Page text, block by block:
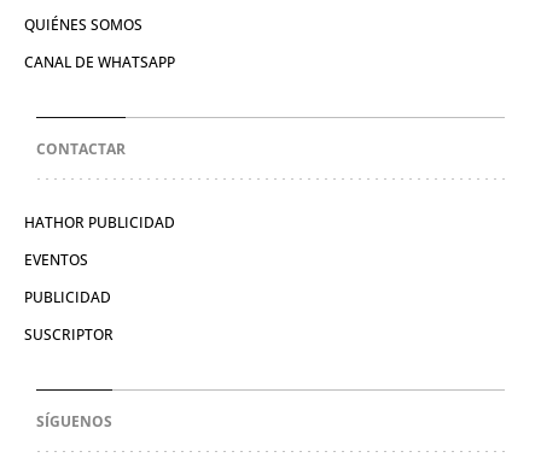
QUIÉNES SOMOS
CANAL DE WHATSAPP
CONTACTAR
HATHOR PUBLICIDAD
EVENTOS
PUBLICIDAD
SUSCRIPTOR
SÍGUENOS